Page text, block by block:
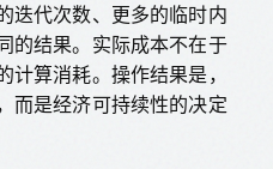
迭代次数、更多的临时内
的结果。实际成本不在于
算消耗。操作结果是，
而是经济可持续性的决定